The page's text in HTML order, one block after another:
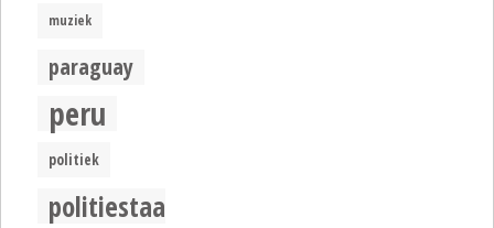
muziek
paraguay
peru
politiek
politiestaat